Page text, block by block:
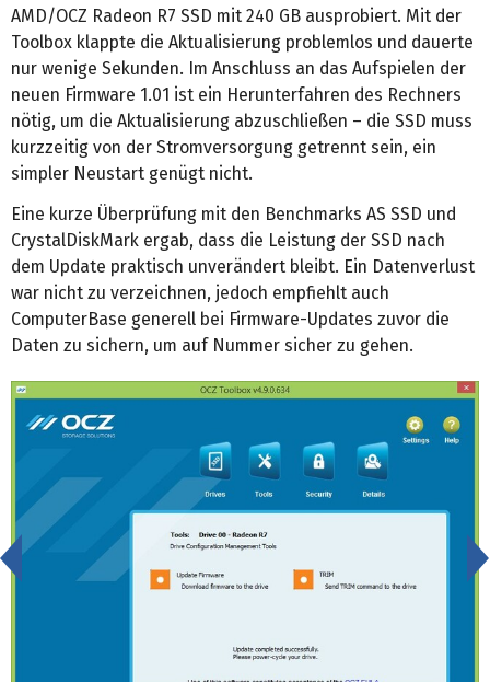
AMD/OCZ Radeon R7 SSD mit 240 GB ausprobiert. Mit der
Toolbox klappte die Aktualisierung problemlos und dauerte
nur wenige Sekunden. Im Anschluss an das Aufspielen der
neuen Firmware 1.01 ist ein Herunterfahren des Rechners
nötig, um die Aktualisierung abzuschließen – die SSD muss
kurzzeitig von der Stromversorgung getrennt sein, ein
simpler Neustart genügt nicht.
Eine kurze Überprüfung mit den Benchmarks AS SSD und
CrystalDiskMark ergab, dass die Leistung der SSD nach
dem Update praktisch unverändert bleibt. Ein Datenverlust
war nicht zu verzeichnen, jedoch empfiehlt auch
ComputerBase generell bei Firmware-Updates zuvor die
Daten zu sichern, um auf Nummer sicher zu gehen.
<